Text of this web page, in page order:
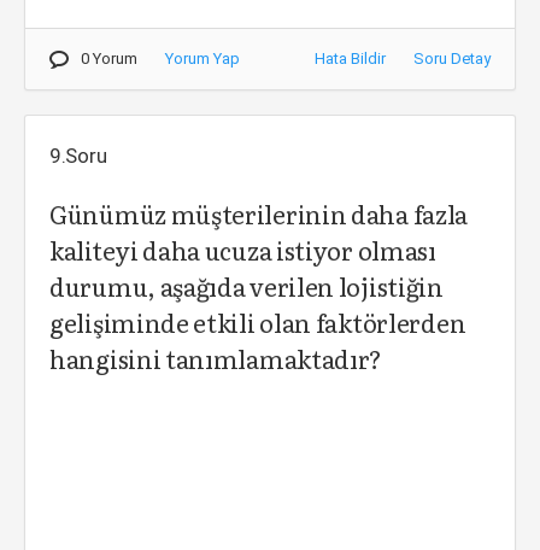
0 Yorum Yorum Yap Hata Bildir Soru Detay
9.Soru
Günümüz müşterilerinin daha fazla
kaliteyi daha ucuza istiyor olması
durumu, aşağıda verilen lojistiğin
gelişiminde etkili olan faktörlerden
hangisini tanımlamaktadır?